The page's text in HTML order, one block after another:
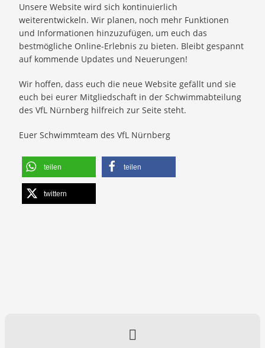
Unsere Website wird sich kontinuierlich
weiterentwickeln. Wir planen, noch mehr Funktionen
und Informationen hinzuzufügen, um euch das
bestmögliche Online-Erlebnis zu bieten. Bleibt gespannt
auf kommende Updates und Neuerungen!
Wir hoffen, dass euch die neue Website gefällt und sie
euch bei eurer Mitgliedschaft in der Schwimmabteilung
des VfL Nürnberg hilfreich zur Seite steht.
Euer Schwimmteam des VfL Nürnberg
teilen teilen
twittern